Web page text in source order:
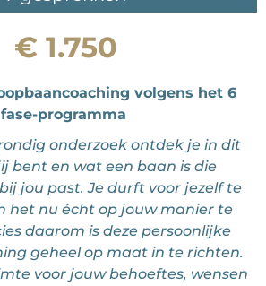
€ 1.750
volgens het 6
fase-programma
onderzoek ontdek je in dit
bent en wat een baan is die
jou past. Je durft voor jezelf te
het nu écht op jouw manier te
daarom is deze persoonlijke
geheel op maat in te richten.
voor jouw behoeftes, wensen